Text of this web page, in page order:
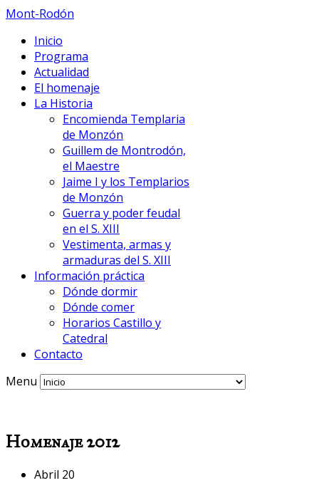
Mont-Rodón
Inicio
Programa
Actualidad
El homenaje
La Historia
Encomienda Templaria
de Monzón
Guillem de Montrodón,
el Maestre
Jaime I y los Templarios
de Monzón
Guerra y poder feudal
en el S. XIII
Vestimenta, armas y
armaduras del S. XIII
Información práctica
Dónde dormir
Dónde comer
Horarios Castillo y
Catedral
Contacto
Menu
Homenaje 2012
Abril 20